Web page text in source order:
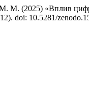
(2025) «Вплив
doi: 10.5281/